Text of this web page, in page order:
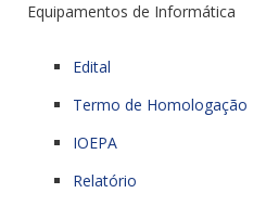
Equipamentos de Informática
Edital
Termo de Homologação
IOEPA
Relatório